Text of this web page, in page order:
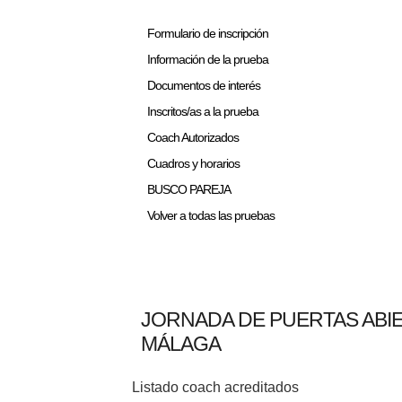
Formulario de inscripción
Información de la prueba
Documentos de interés
Inscritos/as a la prueba
Coach Autorizados
Cuadros y horarios
BUSCO PAREJA
Volver a todas las pruebas
JORNADA DE PUERTAS
MÁLAGA
Listado coach acreditados